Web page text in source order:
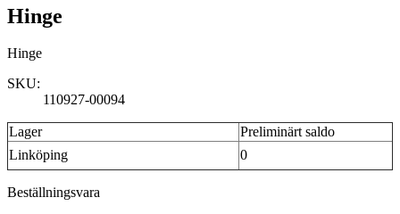
Hinge
Hinge
SKU:
110927-00094
Lager
Preliminärt saldo
Linköping
0
Beställningsvara